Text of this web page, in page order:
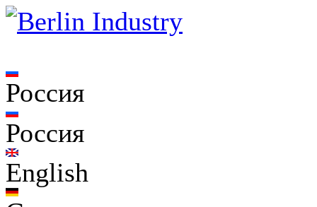
Россия
Россия
English